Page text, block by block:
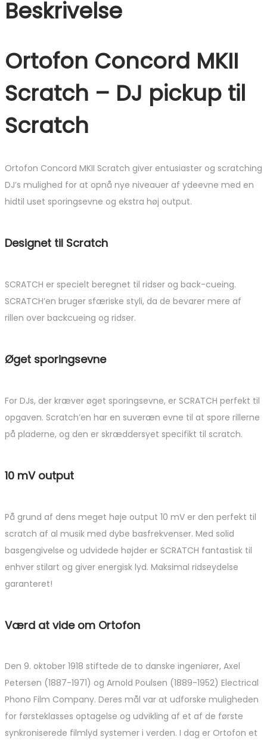
Beskrivelse
Ortofon Concord MKII
Scratch – DJ pickup til
Scratch
Ortofon Concord MKII Scratch giver entusiaster og scratching
DJ’s mulighed for at opnå nye niveauer af ydeevne med en
hidtil uset sporingsevne og ekstra høj output.
Designet til Scratch
SCRATCH er specielt beregnet til ridser og back-cueing.
SCRATCH’en bruger sfæriske styli, da de bevarer mere af
rillen over backcueing og ridser.
Øget sporingsevne
For DJs, der kræver øget sporingsevne, er SCRATCH perfekt til
opgaven. Scratch’en har en suveræn evne til at spore rillerne
på pladerne, og den er skræddersyet specifikt til scratch.
10 mV output
På grund af dens meget høje output 10 mV er den perfekt til
scratch af al musik med dybe basfrekvenser. Med solid
basgengivelse og udvidede højder er SCRATCH fantastisk til
enhver stilart og giver energisk lyd. Maksimal ridseydelse
garanteret!
Værd at vide om Ortofon
Den 9. oktober 1918 stiftede de to danske ingeniører, Axel
Petersen (1887-1971) og Arnold Poulsen (1889-1952) Electrical
Phono Film Company. Deres mål var at udforske muligheden
for førsteklasses optagelse og udvikling af et af de første
synkroniserede filmlyd systemer i verden. I dag er Ortofon et